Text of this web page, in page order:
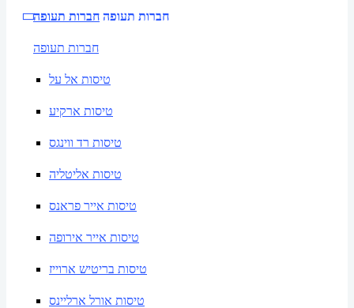
חברות תעופה חברות תעופה
חברות תעופה
טיסות אל על
טיסות ארקיע
טיסות רד ווינגס
טיסות אליטליה
טיסות אייר פראנס
טיסות אייר אירופה
טיסות בריטיש ארוייז
טיסות אורל ארליינס